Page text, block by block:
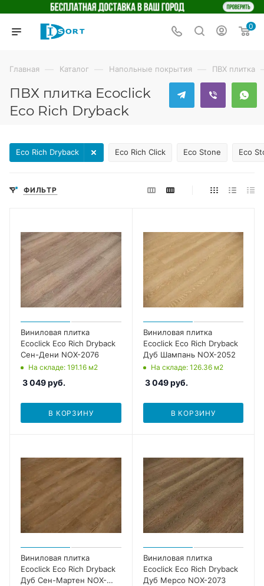
0
Главная — Каталог — Напольные покрытия — ПВХ плитка
ПВХ плитка Ecoclick
Eco Rich Dryback
Eco Rich Click
Eco Rich Dryback Eco Stone Eco
ФИЛЬТР
Виниловая плитка
Ecoclick Eco Rich Dryback
Сен-Дени NOX-2076
На складе: 191.16 м2
3 049руб.
В КОРЗИНУ
Виниловая плитка
Ecoclick Eco Rich Dryback
Дуб Шампань NOX-2052
На складе: 126.36 м2
3 049руб.
В КОРЗИНУ
Виниловая плитка
Ecoclick Eco Rich Dryback
Дуб Сен-Мартен NOX-
Виниловая плитка
Ecoclick Eco Rich Dryback
Дуб Мерсо NOX-2073